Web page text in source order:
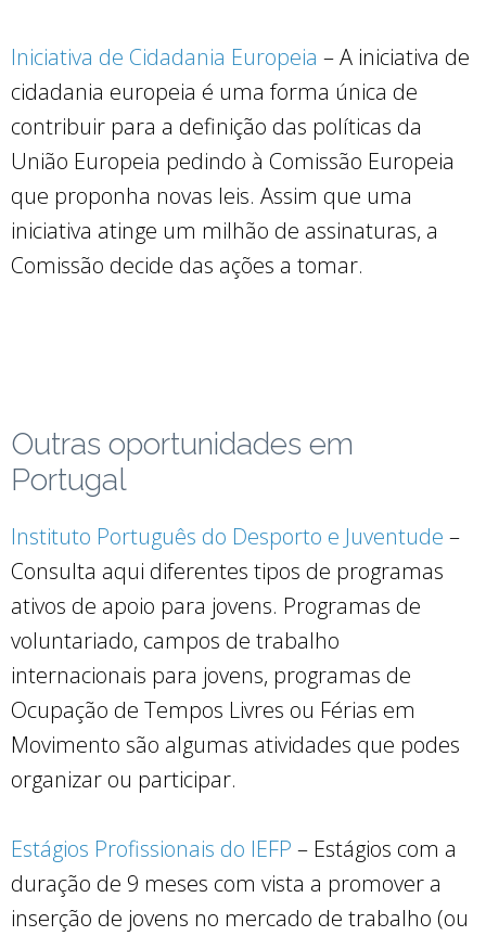
Iniciativa de Cidadania Europeia – A iniciativa de
cidadania europeia é uma forma única de
contribuir para a definição das políticas da
União Europeia pedindo à Comissão Europeia
que proponha novas leis. Assim que uma
iniciativa atinge um milhão de assinaturas, a
Comissão decide das ações a tomar.
Outras oportunidades em
Portugal
Instituto Português do Desporto e Juventude –
Consulta aqui diferentes tipos de programas
ativos de apoio para jovens. Programas de
voluntariado, campos de trabalho
internacionais para jovens, programas de
Ocupação de Tempos Livres ou Férias em
Movimento são algumas atividades que podes
organizar ou participar.
Estágios Profissionais do IEFP – Estágios com a
duração de 9 meses com vista a promover a
inserção de jovens no mercado de trabalho (ou